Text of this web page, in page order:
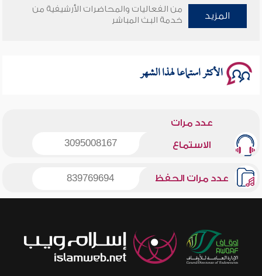
المزيد
من الفعاليات والمحاضرات الأرشيفية من
خدمة البث المباشر
الأكثر استماعا لهذا الشهر
عدد مرات
الاستماع 3095008167
عدد مرات الحفظ 839769694